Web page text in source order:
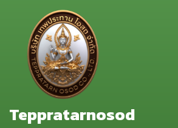
Teppratarnosod